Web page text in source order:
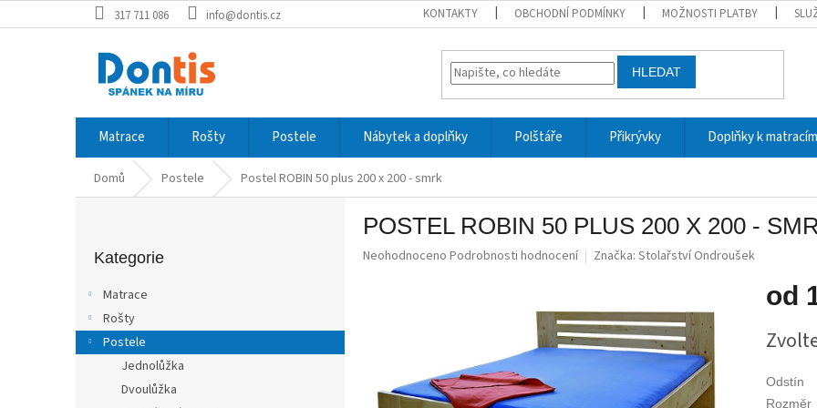
na
317 711 086 info@dontis.cz KONTAKTY OBCHODNÍ PODMÍNKY MOŽNOSTI PLATBY
HLEDAT
Matrace Rošty Postele Nábytek a doplňky Polštáře Přikrývky Doplňky k matracím
Domů Postele Postel ROBIN 50 plus 200 x 200 - smrk
n
kategorie
Kategorie
Matrace
Rošty
Postele
Jednolůžka
Dvoulůžka
POSTEL ROBIN 50 PLUS 200 X 200 -
Průměrné
hvězdiček.
Neohodnoceno Podrobnosti hodnocení Značka: Stolařství Ondroušek
od
cena:
Odstín
Rozměr